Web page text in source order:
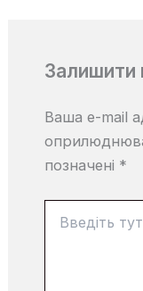
Залишити
Ваша e-mail
позначені *
тут...